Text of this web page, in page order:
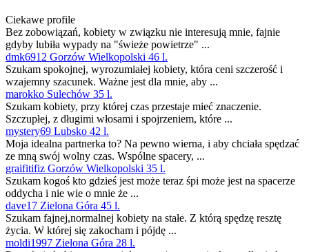
Ciekawe profile
Bez zobowiązań, kobiety w związku nie interesują mnie, fajnie
gdyby lubiła wypady na "świeże powietrze" ...
dmk6912 Gorzów Wielkopolski 46 l.
Szukam spokojnej, wyrozumiałej kobiety, która ceni szczerość i
wzajemny szacunek. Ważne jest dla mnie, aby ...
marokko Sulechów 35 l.
Szukam kobiety, przy której czas przestaje mieć znaczenie.
Szczupłej, z długimi włosami i spojrzeniem, które ...
mystery69 Lubsko 42 l.
Moja idealna partnerka to? Na pewno wierna, i aby chciała spędzać
ze mną swój wolny czas. Wspólne spacery, ...
graifitifiz Gorzów Wielkopolski 35 l.
Szukam kogoś kto gdzieś jest może teraz śpi może jest na spacerze
oddycha i nie wie o mnie że ...
dave17 Zielona Góra 45 l.
Szukam fajnej,normalnej kobiety na stałe. Z którą spędzę resztę
życia. W której się zakocham i pójdę ...
moldi1997 Zielona Góra 28 l.